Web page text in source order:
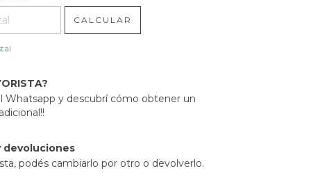
CALCULAR
Whatsapp y descubrí cómo obtener un
devoluciones
podés cambiarlo por otro o devolverlo.